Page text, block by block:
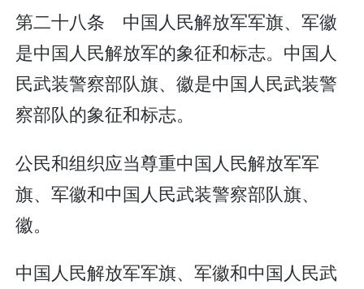
第二十八条 中国人民解放军军旗、军徽
是中国人民解放军的象征和标志。中国人
民武装警察部队旗、徽是中国人民武装警
察部队的象征和标志。
公民和组织应当尊重中国人民解放军军
旗、军徽和中国人民武装警察部队旗、
徽。
中国人民解放军军旗、军徽和中国人民武